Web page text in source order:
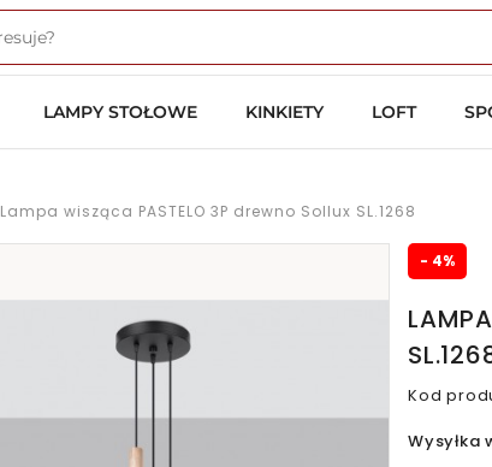
LAMPY STOŁOWE KINKIETY LOFT
Lampa wisząca PASTELO 3P drewno Sollux SL.1268
- 4%
Kod
Wysyłka